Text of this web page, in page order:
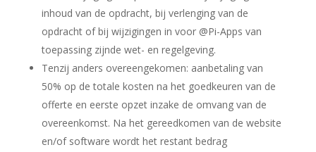
inhoud van de opdracht, bij verlenging van de
opdracht of bij wijzigingen in voor @Pi-Apps van
toepassing zijnde wet- en regelgeving.
Tenzij anders overeengekomen: aanbetaling van
50% op de totale kosten na het goedkeuren van de
offerte en eerste opzet inzake de omvang van de
overeenkomst. Na het gereedkomen van de website
en/of software wordt het restant bedrag